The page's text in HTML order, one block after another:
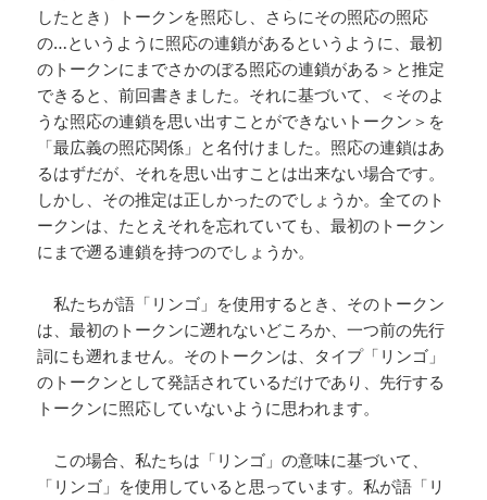
したとき）トークンを照応し、さらにその照応の照応
の…というように照応の連鎖があるというように、最初
のトークンにまでさかのぼる照応の連鎖がある＞と推定
できると、前回書きました。それに基づいて、＜そのよ
うな照応の連鎖を思い出すことができないトークン＞を
「最広義の照応関係」と名付けました。照応の連鎖はあ
るはずだが、それを思い出すことは出来ない場合です。
しかし、その推定は正しかったのでしょうか。全てのト
ークンは、たとえそれを忘れていても、最初のトークン
にまで遡る連鎖を持つのでしょうか。
私たちが語「リンゴ」を使用するとき、そのトークン
は、最初のトークンに遡れないどころか、一つ前の先行
詞にも遡れません。そのトークンは、タイプ「リンゴ」
のトークンとして発話されているだけであり、先行する
トークンに照応していないように思われます。
この場合、私たちは「リンゴ」の意味に基づいて、
「リンゴ」を使用していると思っています。私が語「リ